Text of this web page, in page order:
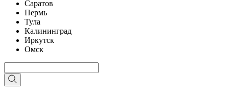
Саратов
Пермь
Тула
Калининград
Иркутск
Омск